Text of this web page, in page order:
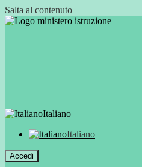
Salta al contenuto
Italiano
Italiano
Accedi